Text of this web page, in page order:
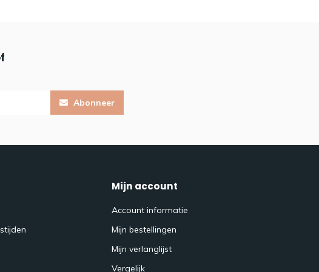
Abonneer
Mijn account
Account informatie
Mijn bestellingen
Mijn verlanglijst
Vergelijk